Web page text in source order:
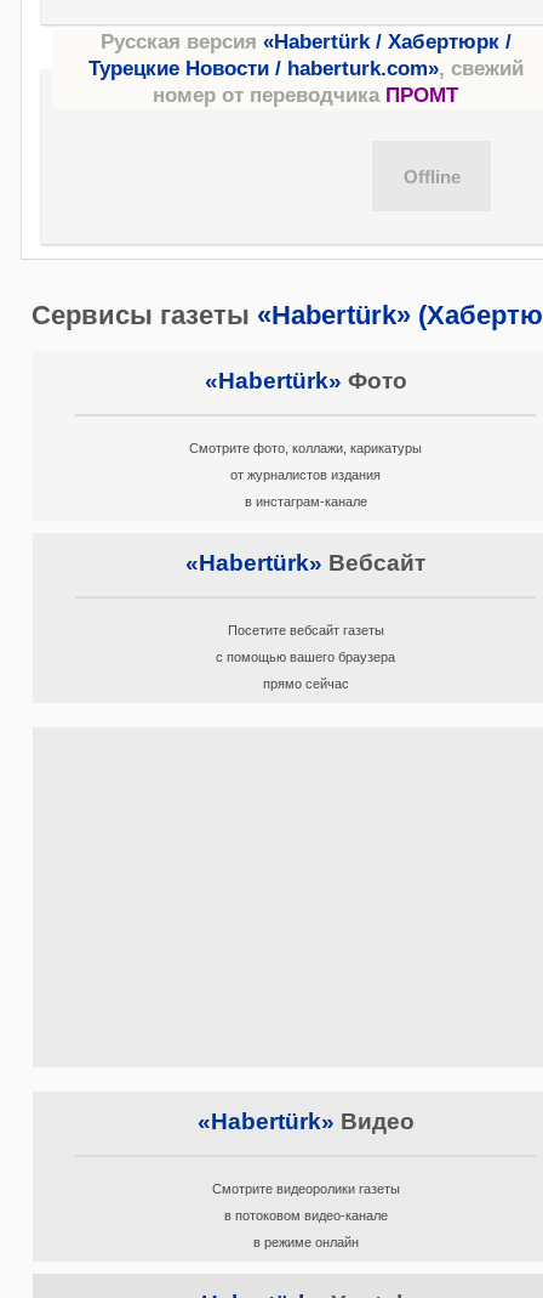
Русская версия «Habertürk / Хабертюрк /
Турецкие Новости / haberturk.com», свежий
номер от переводчика ПРОМТ
Сервисы газеты «Habertürk»
«Habertürk» Фото
Смотрите фото, коллажи, карикатуры
от журналистов издания
в инстаграм-канале
«Habertürk» Вебсайт
Посетите вебсайт газеты
с помощью вашего браузера
прямо сейчас
«Habertürk» Видео
Смотрите видеоролики газеты
в потоковом видео-канале
в режиме онлайн